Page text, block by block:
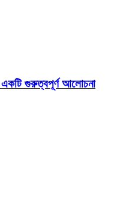
একটি গুরুত্বপূর্ণ আলোচনা